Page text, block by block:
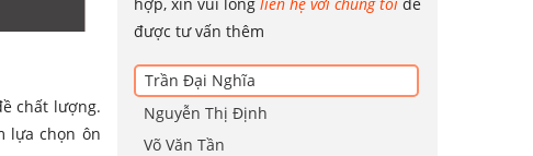
chất lượng.
lựa chọn ôn
được tư vấn thêm
Trần Đại Nghĩa
Nguyễn Thị Định
Võ Văn Tần